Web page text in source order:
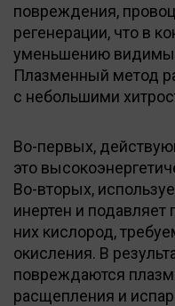
повреждения,
регенерации, что в
уменьшению
Плазменный метод
с небольшими
Во-первых,
это
Во-вторых,
инертен и подавляет
них кислород,
окисления. В
повреждаются
расщепления и